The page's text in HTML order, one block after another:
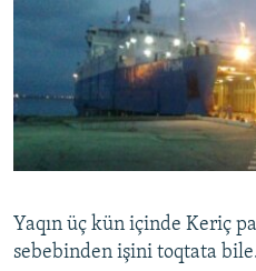
BLOGLAR
Русский
Українською
QOŞULIÑIZ!
Yaqın üç kün içinde Keriç
sebebinden işini toqtata